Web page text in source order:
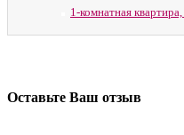
1-комнатная квартира,
Оставьте Ваш отзыв